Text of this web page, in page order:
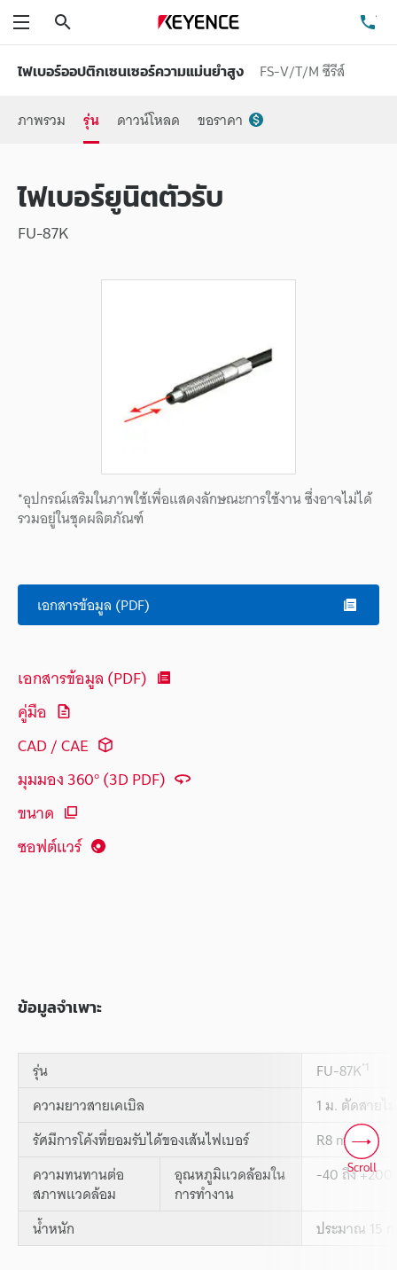
ไฟเบอร์ออปติกเซนเซอร์ความแม่นยำสูง
FS-V/T/M ซีรีส์
ภาพรวม
รุ่น ดาวน์โหลด ขอราคา
ไฟเบอร์ยูนิตตัวรับ
FU-87K
*อุปกรณ์เสริมในภาพใช้เพื่อแสดงลักษณะการใช้งาน ซึ่งอาจไม่ได้
รวมอยู่ในชุดผลิตภัณฑ์
เอกสารข้อมูล (PDF)
เอกสารข้อมูล (PDF)
คู่มือ
CAD / CAE
มุมมอง 360° (3D PDF)
ขนาด
ซอฟต์แวร์
ข้อมูลจำเพาะ
รุ่น FU-87K*1
ความยาวสายเคเบิล
1 ม. ตัดสายไ
รัศมีการโค้งที่ยอมรับได้ของเส้นไฟเบอร์
R8 mm
ความทนทานต่อ
สภาพแวดล้อม
อุณหภูมิแวดล้อมใน
การทำงาน
-40 ถึง +200
น้ำหนัก ประมาณ 15
Scroll